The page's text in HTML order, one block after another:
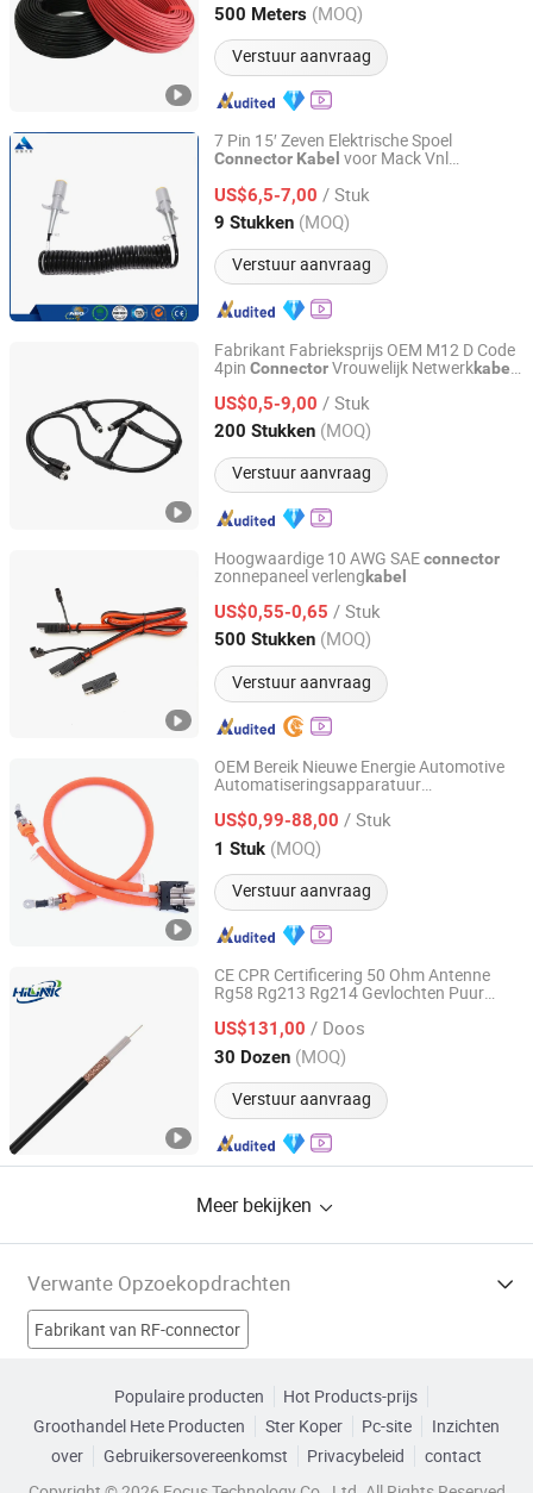
500 Meters (MOQ)
Verstuur aanvraag
Henan, China Sinds 2024
7 Pin 15′ Zeven Elektrische Spoel
Connector Kabel voor Mack Vnl
Warm
US$6,5-7,00 / Stuk
9 Stukken (MOQ)
Verstuur aanvraag
Hebei Anheng Auto Parts Co., Ltd.
Hebei, China Sinds 2022
Fabrikant Fabrieksprijs OEM M12 D Code
4pin ConnectorVrouwelijk Netwerkkabel
Industriële Camera Automatisering
Controle
US$0,5-9,00 / Stuk
200 Stukken (MOQ)
Verstuur aanvraag
Dongguan KaiWin Electronic Co., Ltd.
Guangdong, China Sinds 2023
Hoogwaardige 10 AWG SAEconnector
zonnepaneel verlengkabel
US$0,55-0,65 / Stuk
500 Stukken (MOQ)
Verstuur aanvraag
Changzhou Xinrun Electronic Technology. Co. Ltd
Jiangsu, China Sinds 2024
OEM Bereik Nieuwe Energie Automotive
Automatiseringsapparatuur
Draadboom met RoHS met Hv
Aansluitingen Pl182y-301-50-5 Te 36915
US$0,99-88,00 / Stuk
1 Stuk (MOQ)
Verstuur aanvraag
Shenzhen Ranxuan Electronic Co., Ltd.
Guangdong, China Sinds 2021
CE CPR Certificering 50 Ohm Antenne
Rg58 Rg213 Rg214 Gevlochten Puur
CrimpConnectorRF Coaxiale
Telecommunicatie
US$131,00 / Doos
30 Dozen (MOQ)
Verstuur aanvraag
Hangzhou Hi Link Electronics Co., Ltd
Zhejiang, China Sinds 2026
Meer bekijken
Verwante Opzoekopdrachten
Fabrikant van RF-connector
Fabrikant van RF Coaxiale Connector
Populaire producten
Hot Products-prijs
Groothandel Hete Producten
Ster Koper Pc-site
Inzichten
over
Gebruikersovereenkomst Privacybeleid
contact